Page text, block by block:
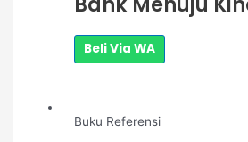
Beli Via WA
Buku Referensi